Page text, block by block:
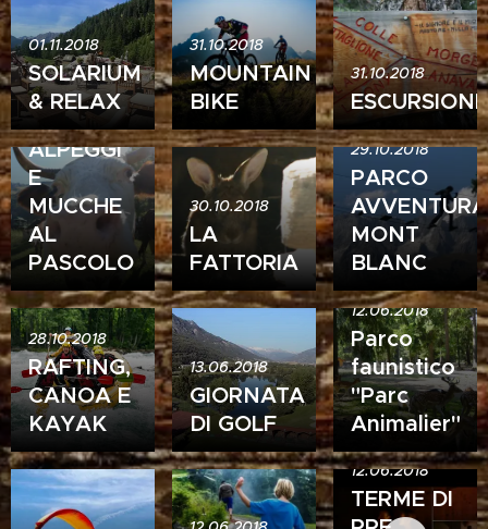
01.11.2018
SOLARIUM
& RELAX
31.10.2018
MOUNTAIN
BIKE
31.10.2018
ESCURSIONI
30.10.2018
ALPEGGI
E
MUCCHE
AL
PASCOLO
30.10.2018
LA
FATTORIA
29.10.2018
PARCO
AVVENTURA
MONT
BLANC
28.10.2018
RAFTING,
CANOA E
KAYAK
13.06.2018
GIORNATA
DI GOLF
12.06.2018
Parco
faunistico
"Parc
Animalier"
12.06.2018
TERME DI